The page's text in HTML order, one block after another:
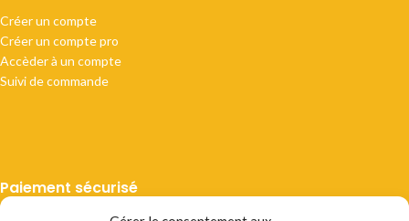
Créer un compte
Créer un compte pro
Accèder à un compte
Suivi de commande
Paiement sécurisé